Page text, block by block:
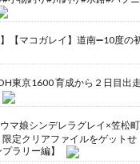
】【マコガレイ】道南➖10度の
東京1600 育成から２日目出走
ウマ娘シンデレラグレイ×笠松
定クリアファイルをゲットせ
ラリー編】